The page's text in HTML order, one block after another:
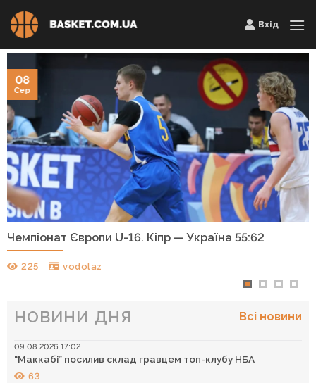
Skip
to
Вхід
Чемпіонат Європи U-16. Кіпр — Україна 55:62
225 vodolaz
08
Сер
НОВИНИ ДНЯ Всі новини
09.08.2026 17:02
“Маккабі” посилив склад гравцем топ-клубу НБА
63